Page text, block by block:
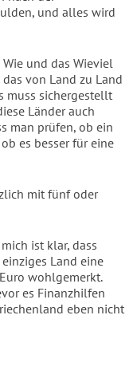
und alles wird
und das Wieviel
von Land zu Land
muss sichergestellt
Länder auch
man prüfen, ob ein
es besser für eine
mit fünf oder
ist klar, dass
Land eine
wohlgemerkt.
es Finanzhilfen
eben nicht